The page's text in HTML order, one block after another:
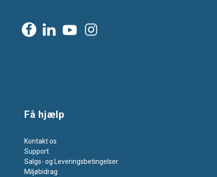
Få hjælp
Kontakt os
Support
Salgs- og Leveringsbetingelser
Miljøbidrag